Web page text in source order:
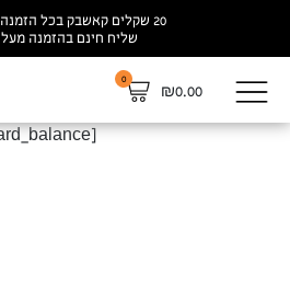
20 שקלים קאשבק בכל הזמנה מעל 250 ש”ח
שליח חינם בהזמנה מעל 300 ש”ח
₪0.00
0